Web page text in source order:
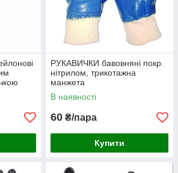
РУКАВИЧКИ бавовняні покр.
нітрилом, трикотажна
манжета
В наявності
60 ₴/пара
Купити